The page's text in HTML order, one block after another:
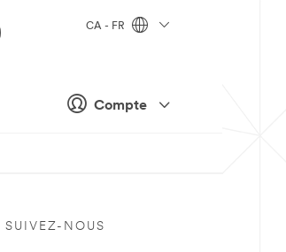
Compte
CA - FR
SUIVEZ-NOUS